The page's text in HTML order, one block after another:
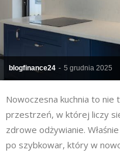
blogfinance24 - 5 grudnia 2025
Nowoczesna kuchnia to nie
przestrzeń, w której liczy
zdrowe odżywianie.
po szybkowar, który w